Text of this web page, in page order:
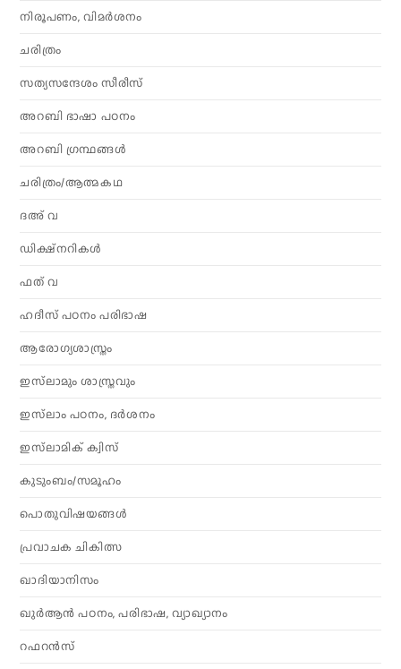
നിരൂപണം, വിമര്‍ശനം
ചരിത്രം
സത്യസന്ദേശം സീരീസ്
അറബി ഭാഷാ പഠനം
അറബി ഗ്രന്ഥങ്ങൾ
ചരിത്രം/ആത്മകഥ
ദഅ് വ
ഡിക്ഷ്നറികൾ
ഫത് വ
ഹദീസ് പഠനം പരിഭാഷ
ആരോഗ്യശാസ്ത്രം
ഇസ്‌ലാമും ശാസ്ത്രവും
ഇസ്‌ലാം പഠനം, ദർശനം
ഇസ്‌ലാമിക് ക്വിസ്
കുടുംബം/സമൂഹം
പൊതുവിഷയങ്ങൾ
പ്രവാചക ചികിത്സ
ഖാദിയാനിസം
ഖുർആൻ പഠനം, പരിഭാഷ, വ്യാഖ്യാനം
റഫറൻസ്